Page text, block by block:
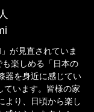
が見直されていま
楽しめる「日本の
器を身近に感じてい
ています。皆様の家
より、日頃から楽し